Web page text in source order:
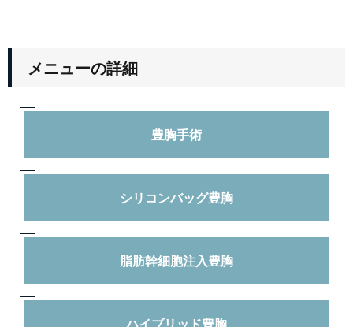
メニューの詳細
豊胸手術
シリコンバッグ豊胸
脂肪幹細胞注入豊胸
ハイブリッド豊胸